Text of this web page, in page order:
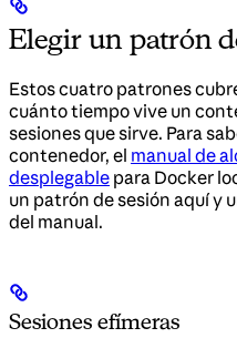
Elegir un patrón
Estos cuatro patrones
cuánto tiempo vive un
sesiones que sirve. Para
contenedor, el manual de
desplegable para Docker
un patrón de sesión aquí y
del manual.
Sesiones efímeras